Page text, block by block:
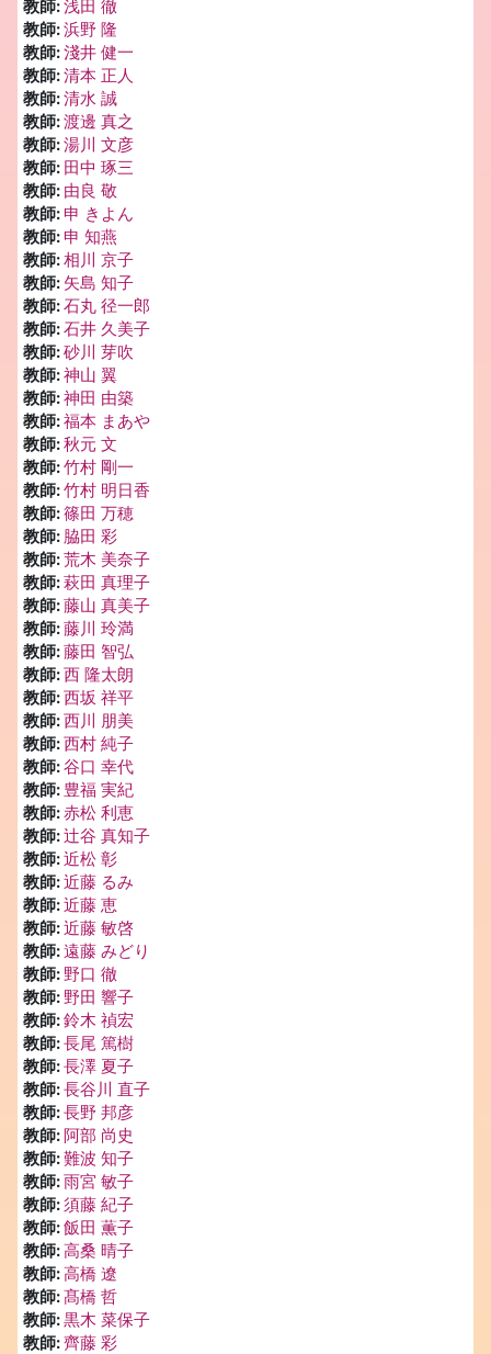
教師:浅田 徹
教師:浜野 隆
教師:淺井 健一
教師:清本 正人
教師:清水 誠
教師:渡邊 真之
教師:湯川 文彦
教師: 田中 琢三
教師: 由良 敬
教師: 申 きよん
教師: 申 知燕
教師:相川 京子
教師: 矢島 知子
教師:石丸 径一郎
教師:石井 久美子
教師:砂川 芽吹
教師:神山 翼
教師:神田 由築
教師:福本 まあや
教師:秋元 文
教師:竹村 剛一
教師:竹村 明日香
教師:篠田 万穂
教師: 脇田 彩
教師:荒木 美奈子
教師:萩田 真理子
教師:藤山 真美子
教師:藤川 玲満
教師:藤田 智弘
教師:西 隆太朗
教師:西坂 祥平
教師:西川 朋美
教師:西村 純子
教師:谷口 幸代
教師: 豊福 実紀
教師:赤松 利恵
教師:辻谷 真知子
教師:近松 彰
教師:近藤 るみ
教師:近藤 恵
教師:近藤 敏啓
教師:遠藤 みどり
教師:野口 徹
教師:野田 響子
教師:鈴木 禎宏
教師:長尾 篤樹
教師:長澤 夏子
教師:長谷川 直子
教師:長野 邦彦
教師: 阿部 尚史
教師:難波 知子
教師:雨宮 敏子
教師:須藤 紀子
教師:飯田 薫子
教師:高桑 晴子
教師:高橋 遼
教師:髙橋 哲
教師:黒木 菜保子
教師:齊藤 彩